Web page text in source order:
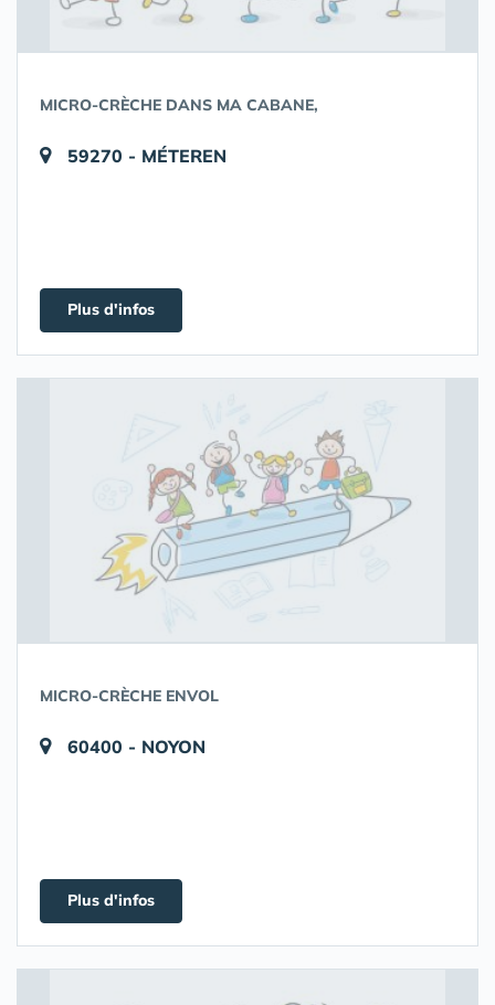
MICRO-CRÈCHE DANS MA CABANE,
59270 - MÉTEREN
Plus d'infos
MICRO-CRÈCHE ENVOL
60400 - NOYON
Plus d'infos